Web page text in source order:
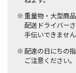
重量物・大型商
配送ドライバー
手伝いできません
配達の日にちの
ご注意ください。